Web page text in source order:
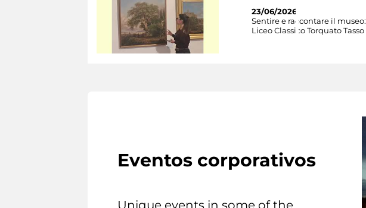
23/06/2026
Sentire e raccontare il museo:
Liceo Classico Torquato Tasso
Eventos corporativos
Unique events in some of the